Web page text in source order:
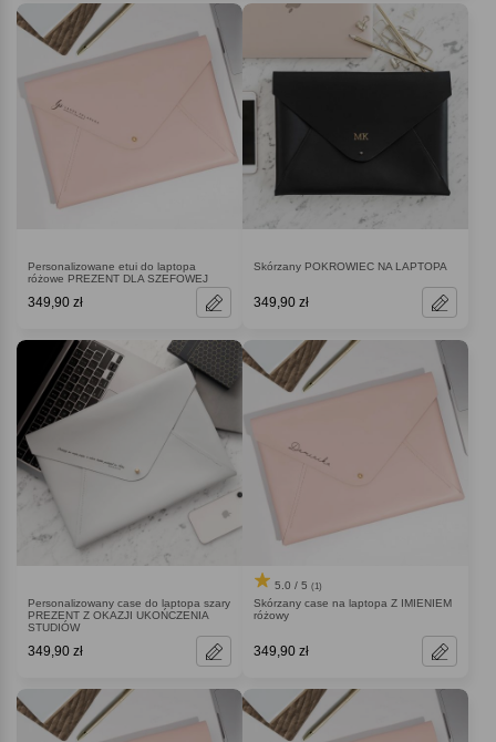
Personalizowane etui do laptopa
różowe PREZENT DLA SZEFOWEJ
349,90 zł
Skórzany POKROWIEC NA LAPTOPA
349,90 zł
Personalizowany case do laptopa szary
PREZENT Z OKAZJI UKOŃCZENIA
STUDIÓW
349,90 zł
5.0 / 5 (1)
Skórzany case na laptopa Z IMIENIEM
różowy
349,90 zł